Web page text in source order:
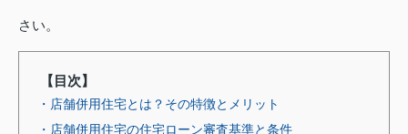
さい。
【目次】
・店舗併用住宅とは？その特徴とメリット
・店舗併用住宅の住宅ローン審査基準と条件